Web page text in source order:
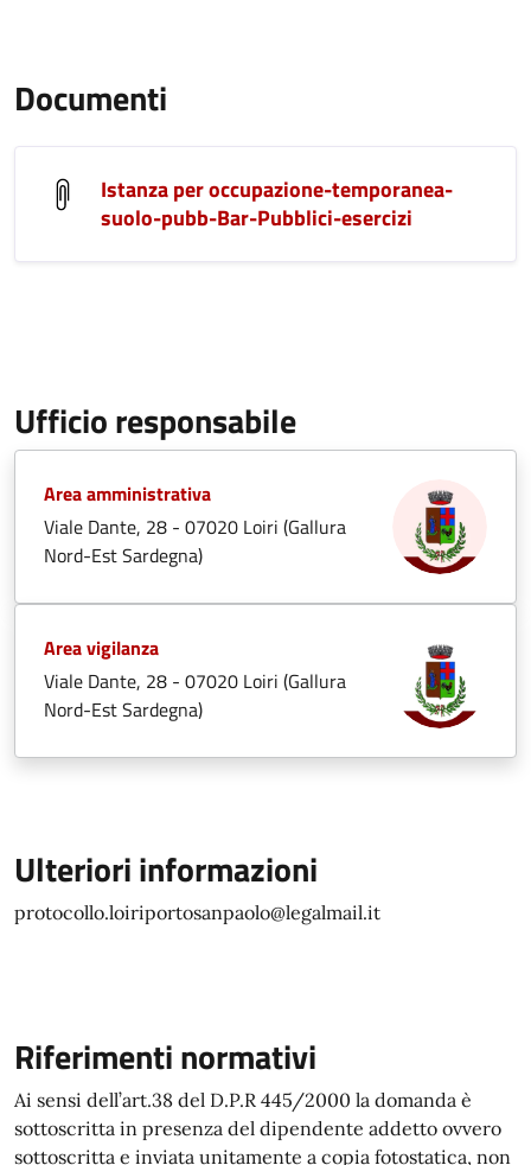
Documenti
Istanza per occupazione-temporanea-
suolo-pubb-Bar-Pubblici-esercizi
Ufficio responsabile
Area amministrativa
Viale Dante, 28 - 07020 Loiri (Gallura
Nord-Est Sardegna)
Area vigilanza
Viale Dante, 28 - 07020 Loiri (Gallura
Nord-Est Sardegna)
Ulteriori informazioni
protocollo.loiriportosanpaolo@legalmail.it
Riferimenti normativi
Ai sensi dell’art.38 del D.P.R 445/2000 la domanda è
sottoscritta in presenza del dipendente addetto ovvero
sottoscritta e inviata unitamente a copia fotostatica, non